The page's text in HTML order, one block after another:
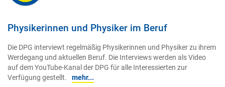
Physikerinnen und Physiker im Beruf
Die DPG interviewt regelmäßig Physikerinnen und Physiker zu ihrem
Werdegang und aktuellen Beruf. Die Interviews werden als Video
auf dem YouTube-Kanal der DPG für alle Interessierten zur
Verfügung gestellt.
mehr...